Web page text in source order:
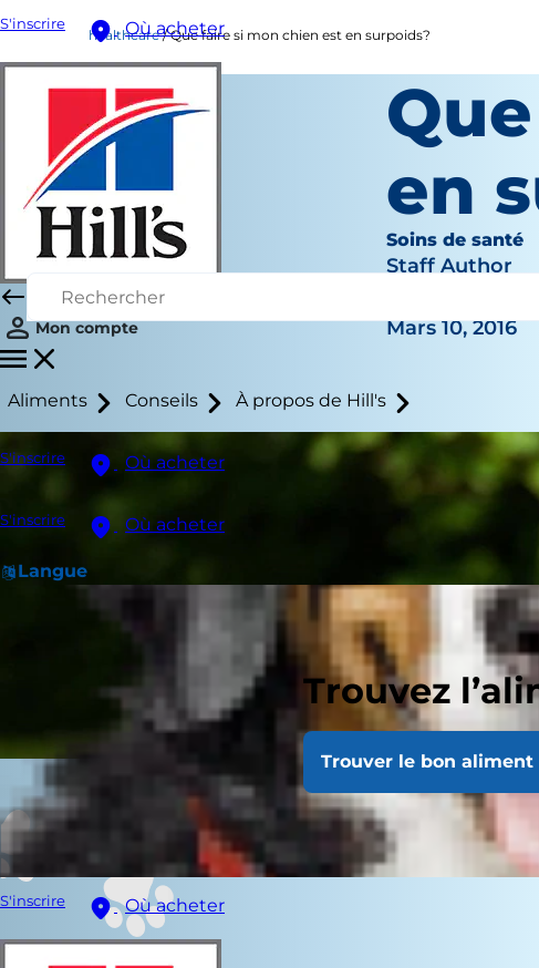
S'inscrire Où acheter
Mon compte
Aliments Conseils À propos de Hill's
S'inscrire Où acheter
S'inscrire Où acheter
Langue
Trouvez
Trouver le bon aliment
S'inscrire Où acheter
healthcare Que faire si mon chien est en surpoids?
en
Soins de santé
Staff Author
Mars 10, 2016